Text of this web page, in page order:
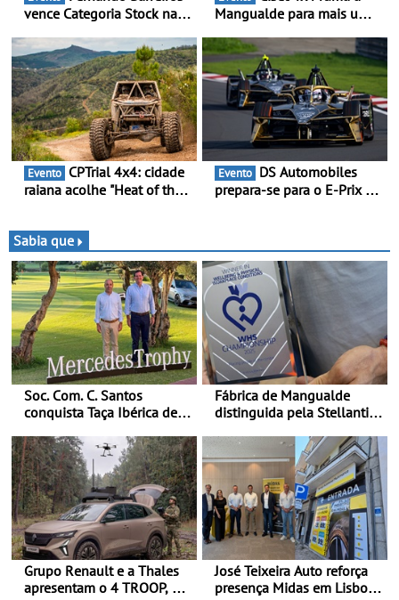
vence Categoria Stock na
conquista importante
triunfo para o Mundial de
Bajas
Mangualde para mais um
espetáculo, resistência e
desafios na montanha
Evento
raiana acolhe "Heat of the
Evento
prepara-se para o E-Prix de
no campeonato
Sabia que
Soc. Com. C. Santos
conquista Taça Ibérica de
MercedesTrophy
Fábrica de Mangualde
distinguida pela Stellantis
estar - Distinção reconhece
dois projetos locais com
impacto direto no bem-
estar dos colaboradores
Grupo Renault e a Thales
apresentam o 4 TROOP, um
José Teixeira Auto reforça
presença Midas em Lisboa